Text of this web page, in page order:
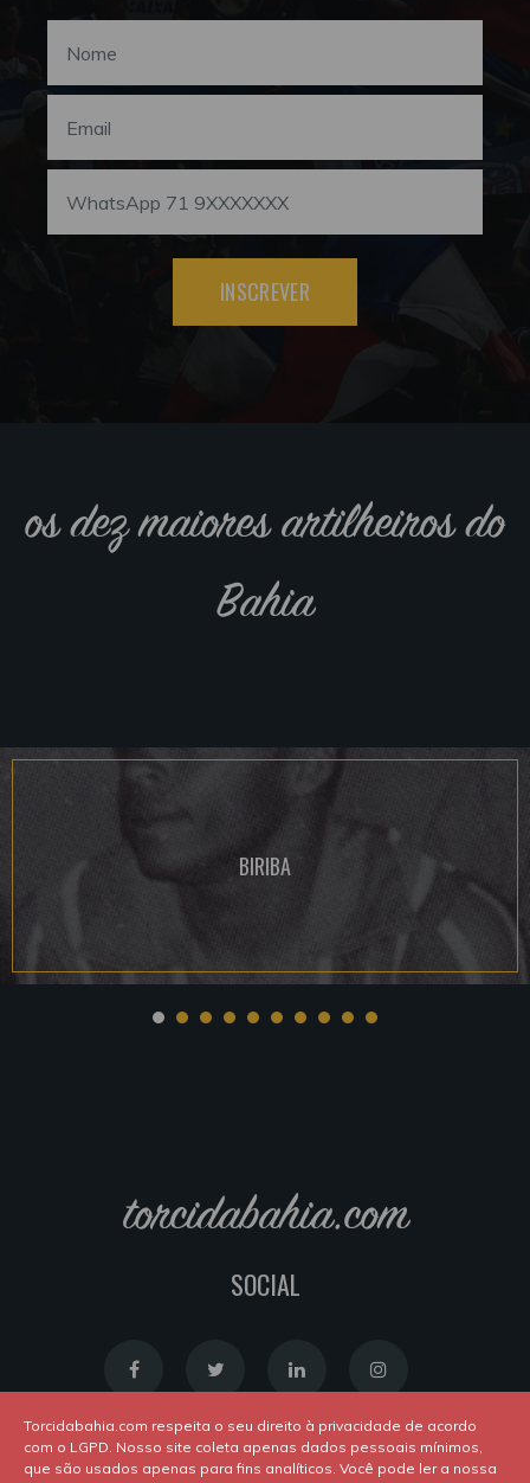
INSCREVER
os dez maiores artilheiros do
Bahia
BIRIBA
torcidabahia.com
SOCIAL
Política de Cookies|Política de Privacidade
Torcidabahia.com respeita o seu direito à privacidade de acordo
com o LGPD. Nosso site coleta apenas dados pessoais mínimos,
que são usados apenas para fins analíticos. Você pode ler a nossa